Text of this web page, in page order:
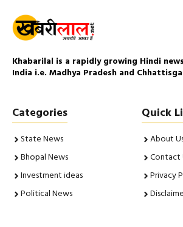
Khabarilal is a rapidly growing Hindi
India i.e. Madhya Pradesh and
Categories
State News
Bhopal News
Investment ideas
Political News
Quick
About
Contact
Privacy